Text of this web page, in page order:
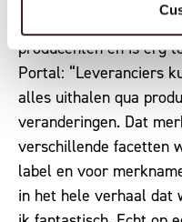
Bart houdt intensief
producenten en is erg
Portal: “Leveranciers
alles uithalen qua
veranderingen. Dat
verschillende facetten
label en voor
in het hele verhaal dat